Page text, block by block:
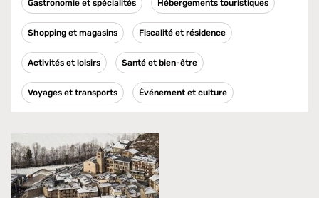
Gastronomie et spécialités Hébergements touristiques
Shopping et magasins Fiscalité et résidence
Activités et loisirs Santé et bien-être
Voyages et transports Événement et culture